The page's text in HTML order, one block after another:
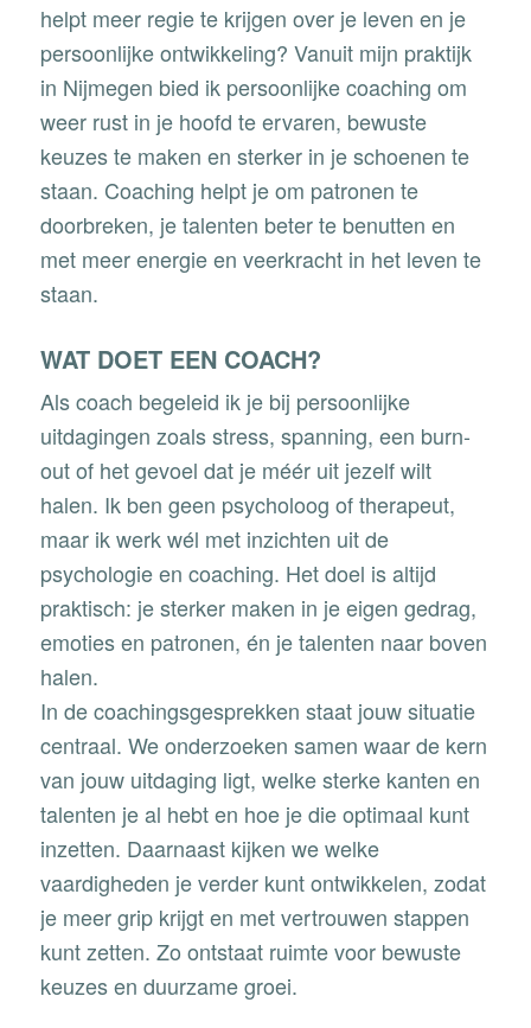
helpt meer regie te krijgen over je leven en je
persoonlijke ontwikkeling? Vanuit mijn praktijk
in Nijmegen bied ik persoonlijke coaching om
weer rust in je hoofd te ervaren, bewuste
keuzes te maken en sterker in je schoenen te
staan. Coaching helpt je om patronen te
doorbreken, je talenten beter te benutten en
met meer energie en veerkracht in het leven te
staan.
WAT DOET EEN COACH?
Als coach begeleid ik je bij persoonlijke
uitdagingen zoals stress, spanning, een burn-
out of het gevoel dat je méér uit jezelf wilt
halen. Ik ben geen psycholoog of therapeut,
maar ik werk wél met inzichten uit de
psychologie en coaching. Het doel is altijd
praktisch: je sterker maken in je eigen gedrag,
emoties en patronen, én je talenten naar boven
halen.
In de coachingsgesprekken staat jouw situatie
centraal. We onderzoeken samen waar de kern
van jouw uitdaging ligt, welke sterke kanten en
talenten je al hebt en hoe je die optimaal kunt
inzetten. Daarnaast kijken we welke
vaardigheden je verder kunt ontwikkelen, zodat
je meer grip krijgt en met vertrouwen stappen
kunt zetten. Zo ontstaat ruimte voor bewuste
keuzes en duurzame groei.